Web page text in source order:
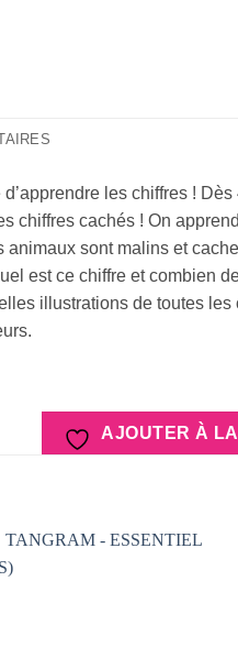
les chiffres !
chiffres cachés ! On
sont malins et
est ce chiffre et combien
illustrations de toutes
AJOUTER À